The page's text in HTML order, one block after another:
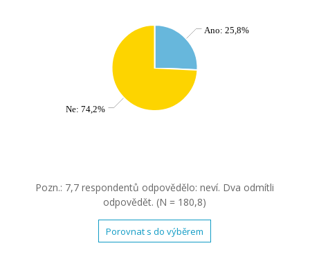
Ano: 25,8%
Ne: 74,2%
Pozn.: 7,7 respondentů odpovědělo: neví. Dva odmítli
odpovědět. (N = 180,8)
Porovnat s do výběrem